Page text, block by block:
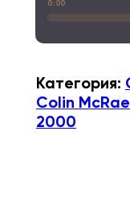
0:00
Категория:
Colin
2000